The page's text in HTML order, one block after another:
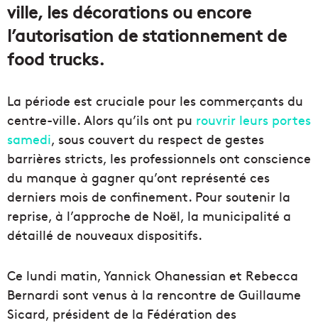
ville, les décorations ou encore
l’autorisation de stationnement de
food trucks.
La période est cruciale pour les commerçants du
centre-ville. Alors qu’ils ont pu rouvrir leurs portes
samedi, sous couvert du respect de gestes
barrières stricts, les professionnels ont conscience
du manque à gagner qu’ont représenté ces
derniers mois de confinement. Pour soutenir la
reprise, à l’approche de Noël, la municipalité a
détaillé de nouveaux dispositifs.
Ce lundi matin, Yannick Ohanessian et Rebecca
Bernardi sont venus à la rencontre de Guillaume
Sicard, président de la Fédération des